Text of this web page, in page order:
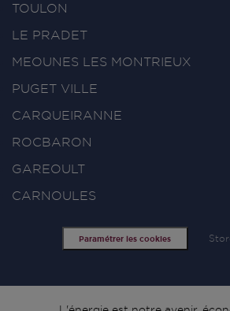
TOULON
LE PRADET
MEOUNES LES MONTRIEUX
PUGET VILLE
CARQUEIRANNE
ROCBARON
GAREOULT
CARNOULES
Paramétrer les cookies